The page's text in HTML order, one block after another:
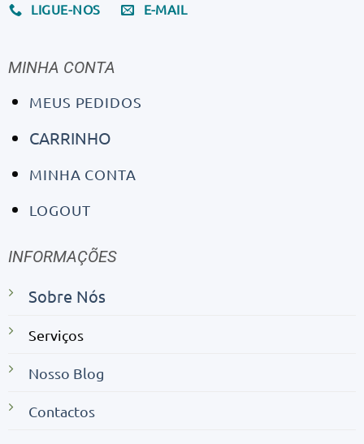
LIGUE-NOS E-MAIL
MINHA CONTA
MEUS PEDIDOS
CARRINHO
MINHA CONTA
LOGOUT
INFORMAÇÕES
Sobre Nós
Serviços
Nosso Blog
Contactos